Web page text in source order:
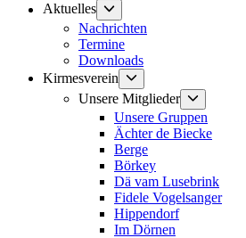
Aktuelles
Untermenü
anzeigen
Nachrichten
Termine
Downloads
Kirmesverein
anzeigen
Unsere Mitglieder
anzeigen
Unsere Gruppen
Ächter de Biecke
Berge
Börkey
Dä vam Lusebrink
Fidele Vogelsanger
Hippendorf
Im Dörnen